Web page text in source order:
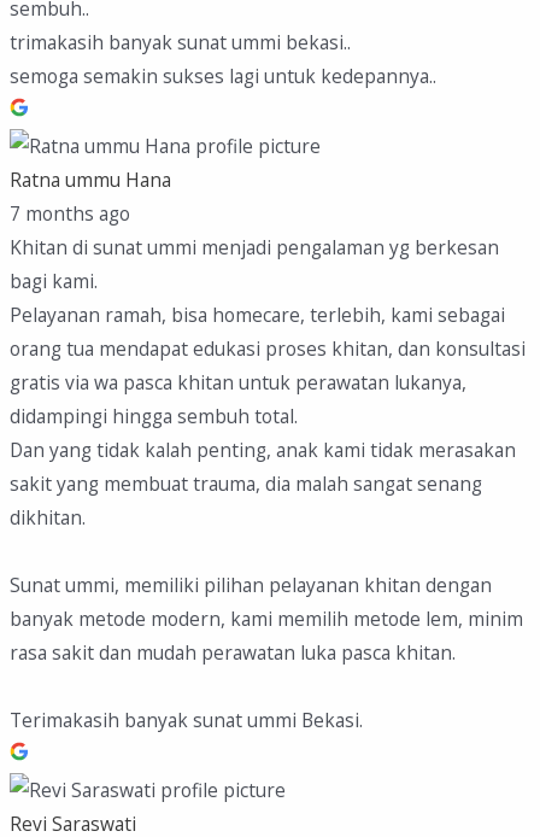
sembuh..
trimakasih banyak sunat ummi bekasi..
semoga semakin sukses lagi untuk kedepannya..
Ratna ummu Hana
7 months ago
Khitan di sunat ummi menjadi pengalaman yg berkesan
bagi kami.
Pelayanan ramah, bisa homecare, terlebih, kami sebagai
orang tua mendapat edukasi proses khitan, dan konsultasi
gratis via wa pasca khitan untuk perawatan lukanya,
didampingi hingga sembuh total.
Dan yang tidak kalah penting, anak kami tidak merasakan
sakit yang membuat trauma, dia malah sangat senang
dikhitan.
Sunat ummi, memiliki pilihan pelayanan khitan dengan
banyak metode modern, kami memilih metode lem, minim
rasa sakit dan mudah perawatan luka pasca khitan.
Terimakasih banyak sunat ummi Bekasi.
Revi Saraswati